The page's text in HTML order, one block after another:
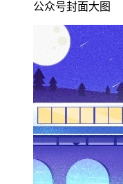
公众号封面大图